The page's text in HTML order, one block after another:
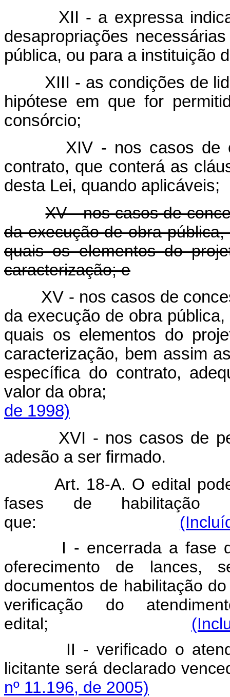
XII - a expressa
desapropriações
pública, ou para a instituição
XIII - as condições de
hipótese em que for
consórcio;
XIV - nos casos de
contrato, que conterá as
desta Lei, quando aplicáveis;
XV - nos casos de
da execução de obra
quais os elementos do
caracterização; e
XV - nos casos de
da execução de obra
quais os elementos do
caracterização, bem assim
específica do contrato,
valor da
de 1998)
XVI - nos casos de
adesão a ser firmado.
Art. 18-A. O edital
fases de habilitação
que:
I - encerrada a fase
oferecimento de lances,
documentos de habilitação
verificação do
edital;
II - verificado o
licitante será
nº 11.196, de 2005)